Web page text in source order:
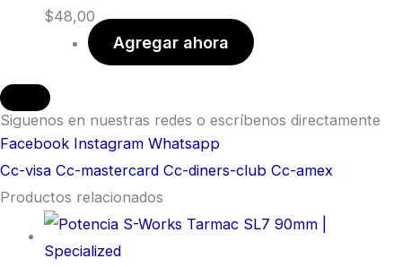
$48,00
Agregar ahora
Siguenos en nuestras redes o escríbenos directamente
Facebook Instagram Whatsapp
Cc-visa Cc-mastercard Cc-diners-club Cc-amex
Productos relacionados